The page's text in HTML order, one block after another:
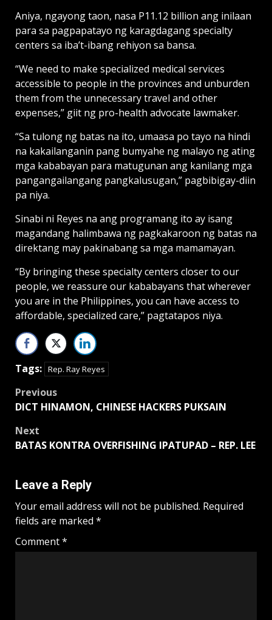
Aniya, ngayong taon, nasa P11.12 billion ang inilaan
para sa pagpapatayo ng karagdagang specialty
centers sa iba’t-ibang rehiyon sa bansa.
“We need to make specialized medical services
accessible to people in the provinces and unburden
them from the unnecessary travel and other
expenses,” giit ng pro-health advocate lawmaker.
“Sa tulong ng batas na ito, umaasa po tayo na hindi
na kakailanganin pang bumyahe ng malayo ng ating
mga kababayan para matugunan ang kanilang mga
pangangailangang pangkalusugan,” pagbibigay-diin
pa niya.
Sinabi ni Reyes na ang programang ito ay isang
magandang halimbawa ng pagkakaroon ng batas na
direktang may pakinabang sa mga mamamayan.
“By bringing these specialty centers closer to our
people, we reassure our kababayans that wherever
you are in the Philippines, you can have access to
affordable, specialized care,” pagtatapos niya.
Tags: Rep. Ray Reyes
Post
Previous
DICT HINAMON, CHINESE HACKERS PUKSAIN
Next
BATAS KONTRA OVERFISHING IPATUPAD – REP. LEE
Leave a Reply
Your email address will not be published. Required
fields are marked *
Comment*